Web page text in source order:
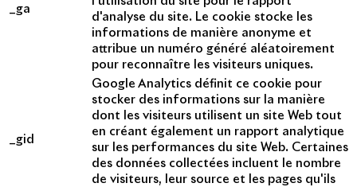
_ga
d'analyse du site. Le cookie stocke les
informations de manière anonyme et
attribue un numéro généré aléatoirement
pour reconnaître les visiteurs uniques.
_gid
Google Analytics définit ce cookie pour
stocker des informations sur la manière
dont les visiteurs utilisent un site Web tout
en créant également un rapport analytique
sur les performances du site Web. Certaines
des données collectées incluent le nombre
de visiteurs, leur source et les pages qu'ils